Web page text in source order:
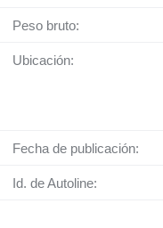
Peso bruto:
Ubicación:
Fecha de publicación:
Id. de Autoline: